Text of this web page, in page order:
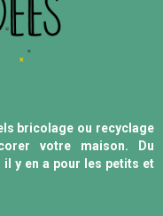
bricolage ou recyclage
votre maison. Du
y en a pour les petits et